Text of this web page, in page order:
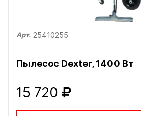
Арт. 25410255
Пылесос Dexter, 1400 Вт
15 720